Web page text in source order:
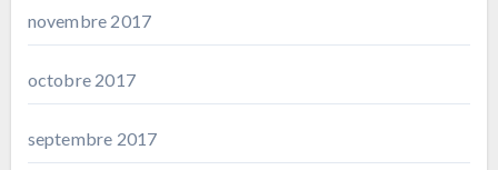
novembre 2017
octobre 2017
septembre 2017